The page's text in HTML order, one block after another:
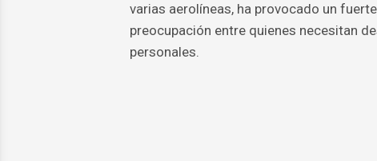
varias aerolíneas, ha provocado un
preocupación entre quienes necesitan
personales.